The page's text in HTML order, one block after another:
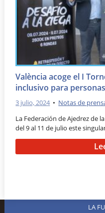
València acoge el I
inclusivo para
3 julio, 2024 • Notas de
La Federación de Ajedrez de
del 9 al 11 de julio este
LA